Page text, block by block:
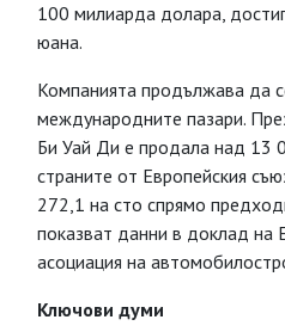
100 милиарда долара,
юана.
Компанията продължава да
международните пазари.
Би Уай Ди е продала над 13
страните от Европейския
272,1 на сто спрямо
показват данни в доклад на
асоциация на
Ключови думи